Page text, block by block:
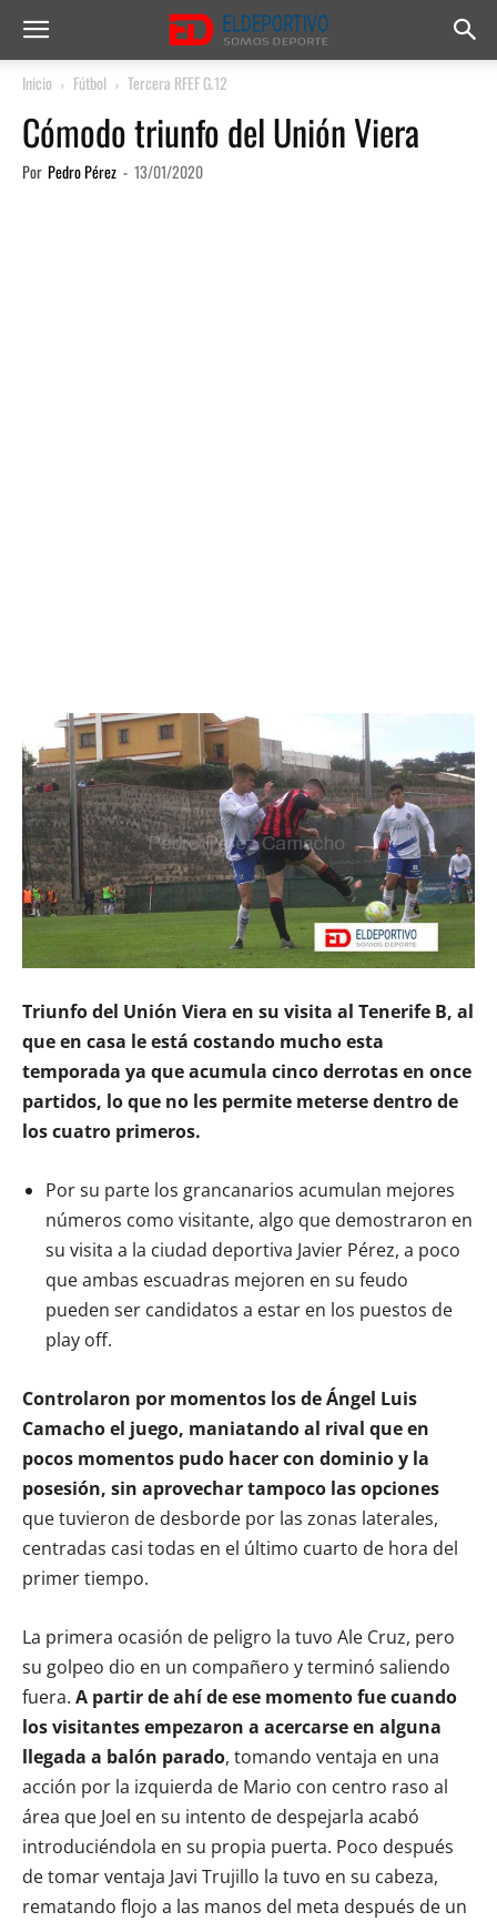
Inicio Fútbol Tercera RFEF G.12
Cómodo triunfo del Unión Viera
Por Pedro Pérez - 13/01/2020
Triunfo del Unión Viera en su visita al Tenerife B, al
que en casa le está costando mucho esta
temporada ya que acumula cinco derrotas en once
partidos, lo que no les permite meterse dentro de
los cuatro primeros.
Por su parte los grancanarios acumulan mejores
números como visitante, algo que demostraron en
su visita a la ciudad deportiva Javier Pérez, a poco
que ambas escuadras mejoren en su feudo
pueden ser candidatos a estar en los puestos de
play off.
Controlaron por momentos los de Ángel Luis
Camacho el juego, maniatando al rival que en
pocos momentos pudo hacer con dominio y la
posesión, sin aprovechar tampoco las opciones
que tuvieron de desborde por las zonas laterales,
centradas casi todas en el último cuarto de hora del
primer tiempo.
La primera ocasión de peligro la tuvo Ale Cruz, pero
su golpeo dio en un compañero y terminó saliendo
fuera. A partir de ahí de ese momento fue cuando
los visitantes empezaron a acercarse en alguna
llegada a balón parado, tomando ventaja en una
acción por la izquierda de Mario con centro raso al
área que Joel en su intento de despejarla acabó
introduciéndola en su propia puerta. Poco después
de tomar ventaja Javi Trujillo la tuvo en su cabeza,
rematando flojo a las manos del meta después de un